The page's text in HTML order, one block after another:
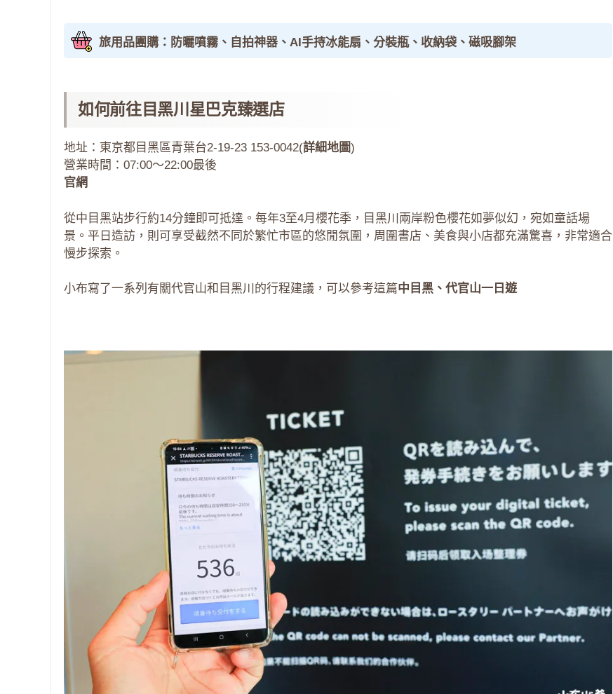
旅用品團購：防曬噴霧、自拍神器、AI手持冰能扇、分裝瓶、收納袋、磁吸腳架
如何前往目黑川星巴克臻選店
地址：東京都目黑區青葉台2-19-23 153-0042(詳細地圖)
營業時間：07:00～22:00最後
官網
從中目黑站步行約14分鐘即可抵達。每年3至4月櫻花季，目黑川兩岸粉色櫻花如夢似幻，宛如童話場
景。平日造訪，則可享受截然不同於繁忙市區的悠閒氛圍，周圍書店、美食與小店都充滿驚喜，非常適合
慢步探索。
小布寫了一系列有關代官山和目黑川的行程建議，可以參考這篇中目黑、代官山一日遊